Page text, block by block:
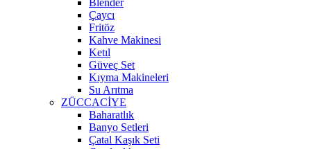
Blender
Çaycı
Fritöz
Kahve Makinesi
Ketıl
Güveç Set
Kıyma Makineleri
Su Arıtma
ZÜCCACİYE
Baharatlık
Banyo Setleri
Çatal Kaşık Seti